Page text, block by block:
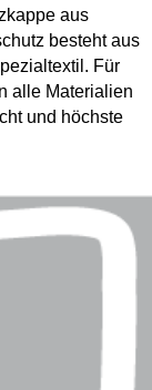
aus
besteht aus
Für
alle Materialien
und höchste